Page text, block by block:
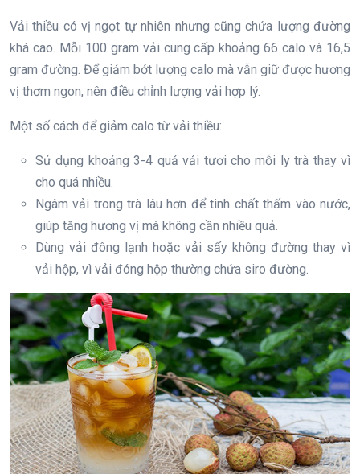
Vải thiều có vị ngọt tự nhiên nhưng cũng chứa lượng đường
khá cao. Mỗi 100 gram vải cung cấp khoảng 66 calo và 16,5
gram đường. Để giảm bớt lượng calo mà vẫn giữ được hương
vị thơm ngon, nên điều chỉnh lượng vải hợp lý.
Một số cách để giảm calo từ vải thiều:
Sử dụng khoảng 3-4 quả vải tươi cho mỗi ly trà thay vì
cho quá nhiều.
Ngâm vải trong trà lâu hơn để tinh chất thấm vào nước,
giúp tăng hương vị mà không cần nhiều quả.
Dùng vải đông lạnh hoặc vải sấy không đường thay vì
vải hộp, vì vải đóng hộp thường chứa siro đường.